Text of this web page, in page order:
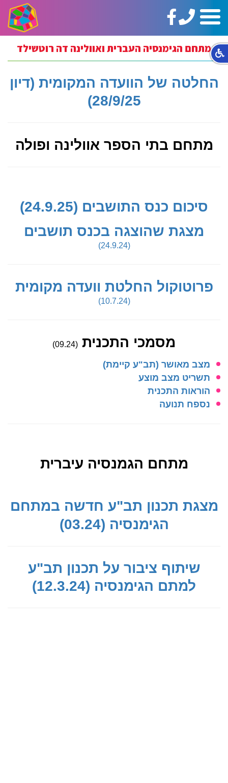
תפריט
טלפון:
02-
https://www.facebook.com/ginotHair
מתחם הגימנסיה העברית ואוולינה דה רוטשילד
החלטה של הוועדה המקומית (דיון
28/9/25)
מתחם בתי הספר אוולינה ופולה
סיכום כנס התושבים (24.9.25)
מצגת שהוצגה בכנס תושבים
(24.9.24)
פרוטוקול החלטת וועדה מקומית
(10.7.24)
מסמכי התכנית (09.24)
מצב מאושר (תב"ע קיימת)
תשריט מצב מוצע
הוראות התכנית
נספח תנועה
מתחם הגמנסיה עיברית
מצגת תכנון תב"ע חדשה במתחם
הגימנסיה (03.24)
שיתוף ציבור על תכנון תב"ע
למתם הגימנסיה (12.3.24)